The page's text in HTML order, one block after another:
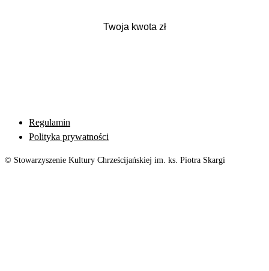
Regulamin
Polityka prywatności
© Stowarzyszenie Kultury Chrześcijańskiej im. ks. Piotra Skargi